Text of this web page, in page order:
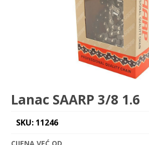
Lanac SAARP 3/8 1.6
SKU: 11246